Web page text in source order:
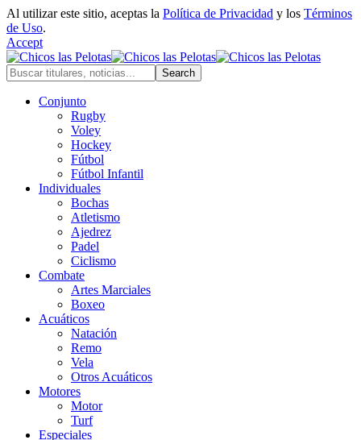
Al utilizar este sitio, aceptas la Política de Privacidad y los Términos
de Uso.
Accept
Conjunto
Rugby
Voley
Hockey
Fútbol
Fútbol Infantil
Individuales
Bochas
Atletismo
Ajedrez
Padel
Ciclismo
Combate
Artes Marciales
Boxeo
Acuáticos
Natación
Remo
Vela
Otros Acuáticos
Motores
Motor
Turf
Especiales